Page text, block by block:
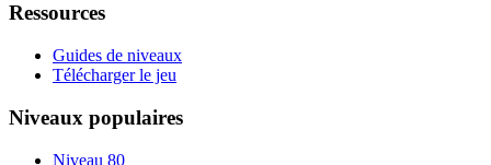
Ressources
Guides de niveaux
Télécharger le jeu
Niveaux populaires
Niveau 80